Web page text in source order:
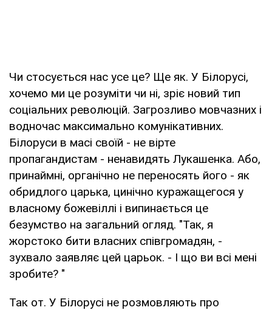
Чи стосується нас усе це? Ще як. У Білорусі,
хочемо ми це розуміти чи ні, зріє новий тип
соціальних революцій. Загрозливо мовчазних і
водночас максимально комунікативних.
Білоруси в масі своїй - не вірте
пропагандистам - ненавидять Лукашенка. Або,
принаймні, органічно не переносять його - як
обридлого царька, цинічно куражащегося у
власному божевіллі і випинається це
безумство на загальний огляд. "Так, я
жорстоко бити власних співгромадян, -
зухвало заявляє цей царьок. - І що ви всі мені
зробите? "
Так от. У Білорусі не розмовляють про